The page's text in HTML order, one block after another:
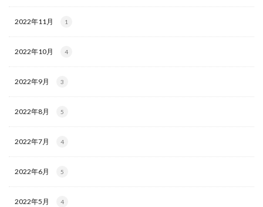
2022年11月 1
2022年10月 4
2022年9月 3
2022年8月 5
2022年7月 4
2022年6月 5
2022年5月 4